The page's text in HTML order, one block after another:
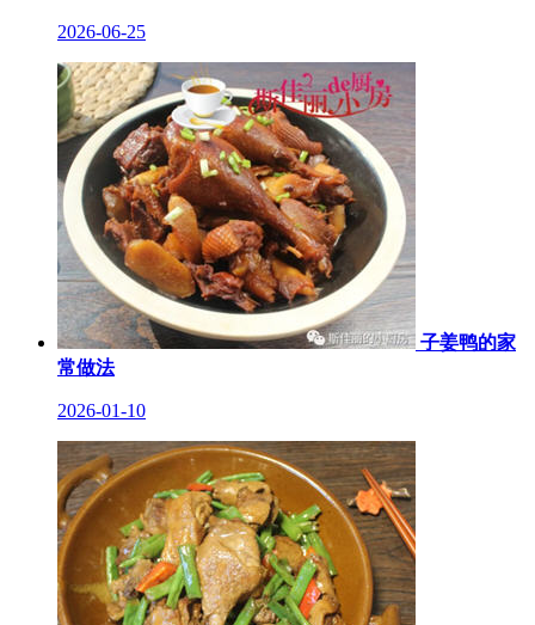
2026-06-25
子姜鸭的家
常做法
2026-01-10